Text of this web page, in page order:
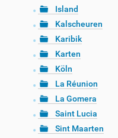
Island
Kalscheuren
Karibik
Karten
Köln
La Réunion
La Gomera
Saint Lucia
Sint Maarten